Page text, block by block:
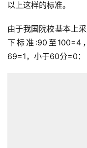
百
社
媒
以上这样的标准。
由于我国院校基本上
下标准:90至100=4
69=1，小于60分=0：